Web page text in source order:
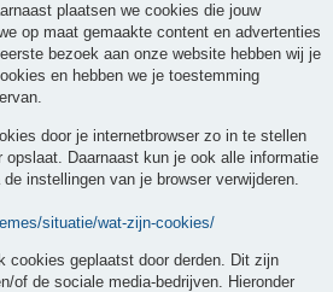
plaatsen we cookies die jouw
op maat gemaakte content en advertenties
bezoek aan onze website hebben wij je
en hebben we je toestemming
door je internetbrowser zo in te stellen
Daarnaast kun je ook alle informatie
instellingen van je browser verwijderen.
situatie/wat-zijn-cookies/
cookies geplaatst door derden. Dit zijn
of de sociale media-bedrijven. Hieronder